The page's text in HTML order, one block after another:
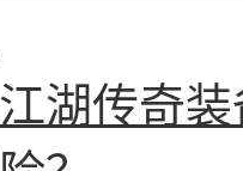
湖传奇